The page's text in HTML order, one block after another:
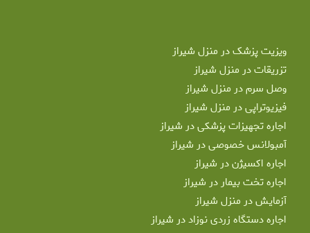
ویزیت پزشک در منزل شیراز
تزریقات در منزل شیراز
وصل سرم در منزل شیراز
فیزیوتراپی در منزل شیراز
اجاره تجهیزات پزشکی در شیراز
آمبولانس خصوصی در شیراز
اجاره اکسیژن در شیراز
اجاره تخت بیمار در شیراز
آزمایش در منزل شیراز
اجاره دستگاه زردی نوزاد در شیراز